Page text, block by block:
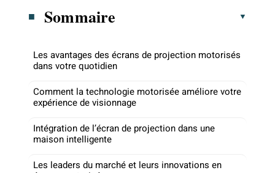
Sommaire
Les avantages des écrans de projection motorisés
dans votre quotidien
Comment la technologie motorisée améliore votre
expérience de visionnage
Intégration de l’écran de projection dans une
maison intelligente
Les leaders du marché et leurs innovations en